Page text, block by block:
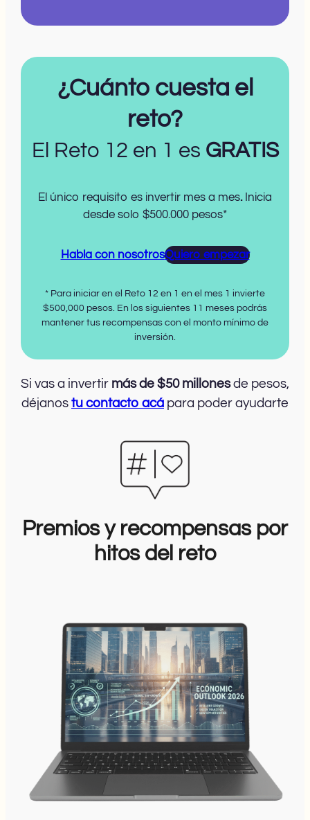
¿Cuánto cuesta el
reto?
El Reto 12 en 1 es GRATIS
El único requisito es invertir mes a mes. Inicia
desde solo $500.000 pesos*
Habla con nosotrosQuiero empezar
* Para iniciar en el Reto 12 en 1 en el mes 1 invierte
$500,000 pesos. En los siguientes 11 meses podrás
mantener tus recompensas con el monto mínimo de
inversión.
Si vas a invertir más de $50 millonesde pesos,
déjanos tu contacto acá para poder ayudarte
Premios y recompensas por
hitos del reto